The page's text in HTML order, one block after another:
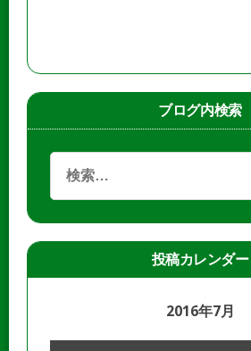
ブログ内検索
投稿カレンダー
2016年7月